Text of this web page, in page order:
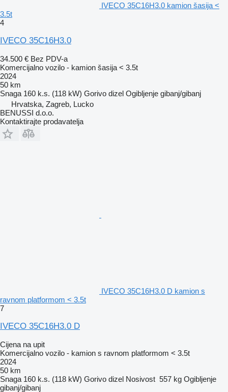
IVECO 35C16H3.0 kamion šasija <
3.5t
4
IVECO 35C16H3.0
34.500 € Bez PDV-a
Komercijalno vozilo - kamion šasija < 3.5t
2024
50 km
Snaga 160 k.s. (118 kW) Gorivo dizel Ogibljenje gibanj/gibanj
Hrvatska, Zagreb, Lucko
BENUSSI d.o.o.
Kontaktirajte prodavatelja
IVECO 35C16H3.0 D kamion s
ravnom platformom < 3.5t
7
IVECO 35C16H3.0 D
Cijena na upit
Komercijalno vozilo - kamion s ravnom platformom < 3.5t
2024
50 km
Snaga 160 k.s. (118 kW) Gorivo dizel Nosivost 557 kg Ogibljenje
gibanj/gibanj